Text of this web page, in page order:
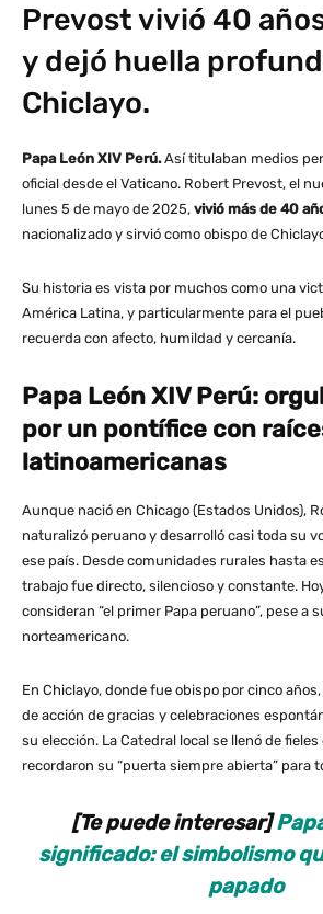
Prevost vivió 40
y dejó huella
Chiclayo.
Papa León XIV Perú.Así titulaban medios
oficial desde el Vaticano. Robert Prevost, el
lunes 5 de mayo de 2025, vivió más de 40
nacionalizado y sirvió como obispo de
Su historia es vista por muchos como una
América Latina, y particularmente para el
recuerda con afecto, humildad y cercanía.
Papa León XIV Perú:
por un pontífice con
latinoamericanas
Aunque nació en Chicago (Estados Unidos),
naturalizó peruano y desarrolló casi toda su
ese país. Desde comunidades rurales hasta
trabajo fue directo, silencioso y constante.
consideran “el primer Papa peruano”, pese a
norteamericano.
En Chiclayo, donde fue obispo por cinco
de acción de gracias y celebraciones
su elección. La Catedral local se llenó de
recordaron su “puerta siempre abierta” para
[Te puede interesar]
significado: el simbolismo
papado